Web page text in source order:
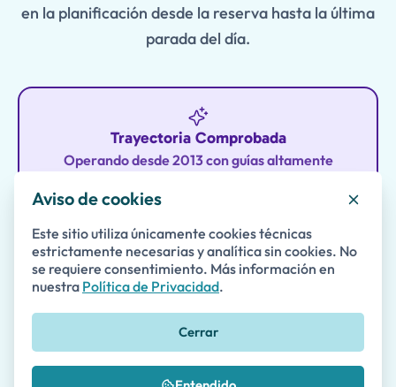
en la planificación desde la reserva hasta la última
parada del día.
Trayectoria Comprobada
Operando desde 2013 con guías altamente
de clientes para experiencias memorables y de
Enfoque centrado en la familia
niños, combinando educación y juego para que los
Aviso de cookies
Este sitio utiliza únicamente cookies técnicas
estrictamente necesarias y analítica sin cookies. No
se requiere consentimiento. Más información en
nuestra Política de Privacidad.
Cerrar